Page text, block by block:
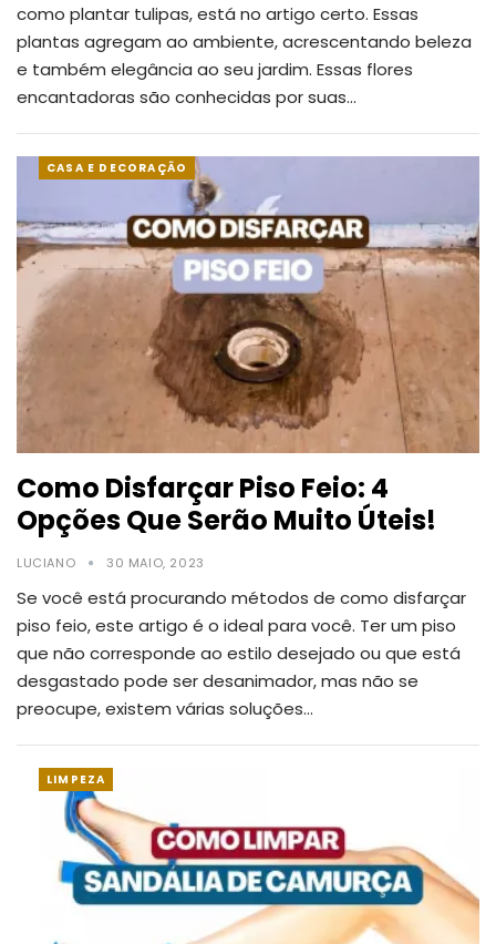
como plantar tulipas, está no artigo certo. Essas
plantas agregam ao ambiente, acrescentando beleza
e também elegância ao seu jardim. Essas flores
encantadoras são conhecidas por suas…
CASA E DECORAÇÃO
Como Disfarçar Piso Feio: 4
Opções Que Serão Muito Úteis!
LUCIANO 30 MAIO, 2023
Se você está procurando métodos de como disfarçar
piso feio, este artigo é o ideal para você. Ter um piso
que não corresponde ao estilo desejado ou que está
desgastado pode ser desanimador, mas não se
preocupe, existem várias soluções…
LIMPEZA